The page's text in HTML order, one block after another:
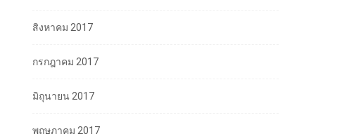
สิงหาคม 2017
กรกฎาคม 2017
มิถุนายน 2017
พฤษภาคม 2017